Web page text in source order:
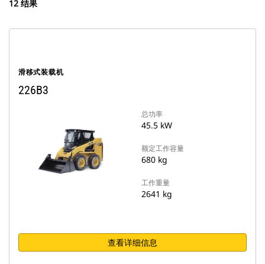
12 结果
滑移式装载机
226B3
总功率
45.5 kW
额定工作容量
680 kg
工作重量
2641 kg
查看详细信息